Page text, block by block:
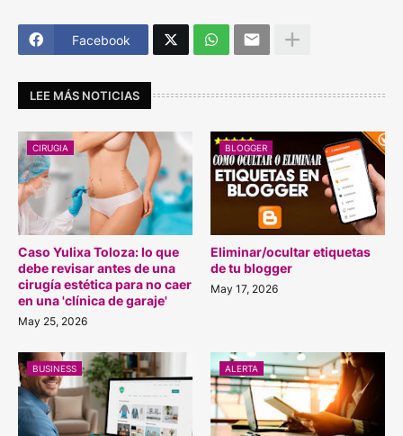
Facebook
LEE MÁS NOTICIAS
CIRUGIA
Caso Yulixa Toloza: lo que
debe revisar antes de una
cirugía estética para no caer
en una 'clínica de garaje'
May 25, 2026
BLOGGER
Eliminar/ocultar etiquetas
de tu blogger
May 17, 2026
BUSINESS ALERTA